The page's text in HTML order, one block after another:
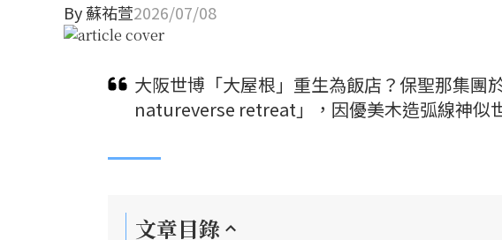
By蘇祐萱2026/07/08
大阪世博「大屋根」重生為飯店？保聖那集團
natureverse retreat」，因優美木造弧線神似
文章目錄